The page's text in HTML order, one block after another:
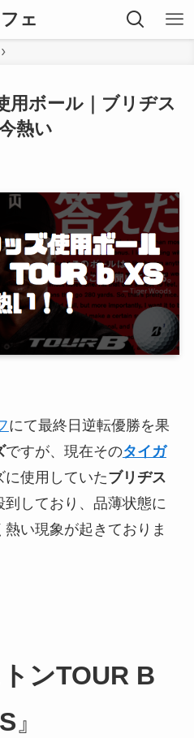
ェ
用ボール｜ブリヂス
熱い
にて最終日逆転優勝を果
ですが、現在そのタイガ
に使用していたブリヂス
到しており、品薄状態に
い現象が起きておりま
ンTOUR B
』